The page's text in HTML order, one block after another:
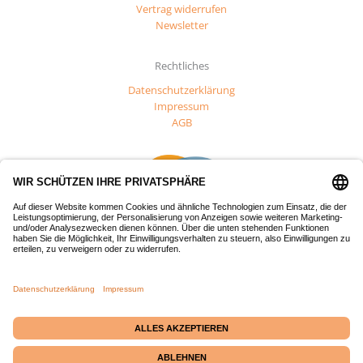
Vertrag widerrufen
Newsletter
Rechtliches
Datenschutzerklärung
Impressum
AGB
regionale Entwicklung (EFRE) gefördert.